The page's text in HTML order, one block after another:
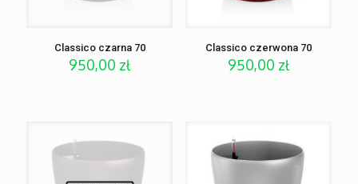
Classico czarna 70
950,00 zł
Classico czerwona 70
950,00 zł